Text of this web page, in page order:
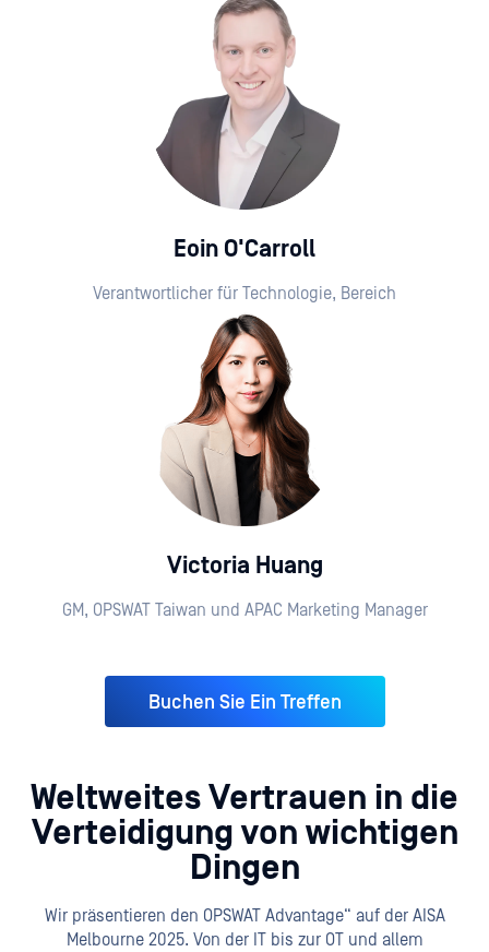
Eoin O'Carroll
Verantwortlicher für Technologie, Bereich
Victoria Huang
GM, OPSWAT Taiwan und APAC Marketing Manager
Buchen Sie Ein Treffen
Weltweites Vertrauen in die
Verteidigung von wichtigen
Dingen
Wir präsentieren den OPSWAT Advantage“ auf der AISA
Melbourne 2025. Von der IT bis zur OT und allem